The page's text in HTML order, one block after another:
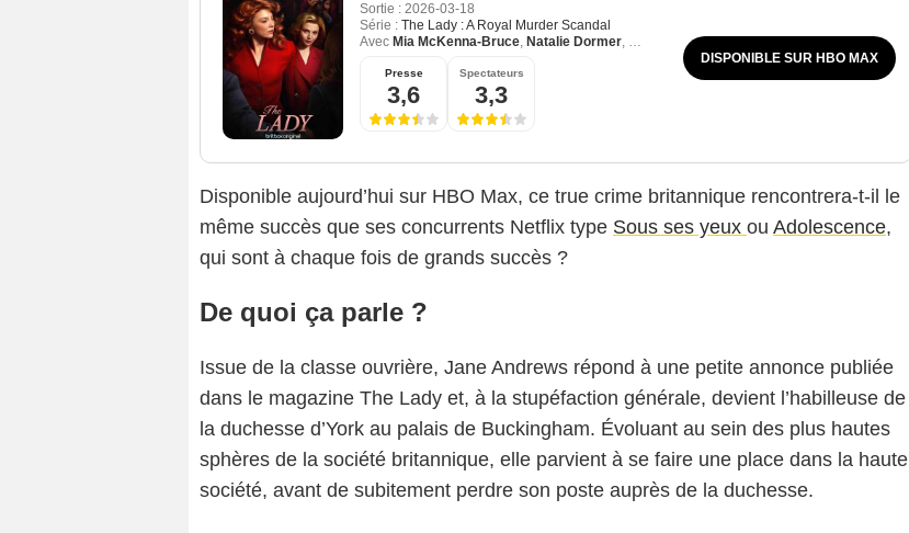
Sortie : 2026-03-18
Série : The Lady : A Royal Murder Scandal
Avec Mia McKenna-Bruce, Natalie Dormer, Ed Speleers
Presse
3,6
Spectateurs
3,3
DISPONIBLE SUR HBO MAX
Disponible aujourd’hui sur HBO Max, ce true crime britannique rencontrera-t-il le
même succès que ses concurrents Netflix type Sous ses yeux ou Adolescence,
qui sont à chaque fois de grands succès ?
De quoi ça parle ?
Issue de la classe ouvrière, Jane Andrews répond à une petite annonce publiée
dans le magazine The Lady et, à la stupéfaction générale, devient l’habilleuse de
la duchesse d’York au palais de Buckingham. Évoluant au sein des plus hautes
sphères de la société britannique, elle parvient à se faire une place dans la haute
société, avant de subitement perdre son poste auprès de la duchesse.
HBO Max